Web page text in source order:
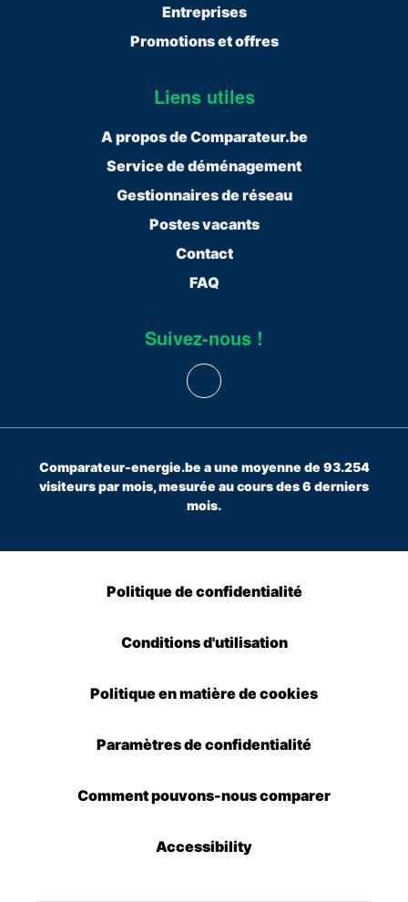
Entreprises
Promotions et offres
Liens utiles
A propos de Comparateur.be
Service de déménagement
Gestionnaires de réseau
Postes vacants
Contact
FAQ
Suivez-nous !
Comparateur-energie.be a une moyenne de 93.254
visiteurs par mois, mesurée au cours des 6 derniers
mois.
Politique de confidentialité
Conditions d'utilisation
Politique en matière de cookies
Paramètres de confidentialité
Comment pouvons-nous comparer
Accessibility